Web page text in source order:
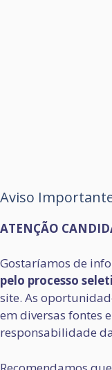
Aviso
ATENÇÃO
Gostaríamos de
pelo processo
site. As
em diversas fontes
responsabilidade